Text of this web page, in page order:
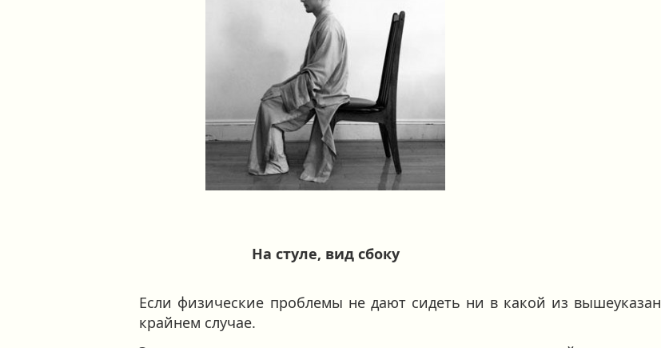
На стуле, вид сбоку
Если физические проблемы не дают сидеть ни в какой из
крайнем случае.